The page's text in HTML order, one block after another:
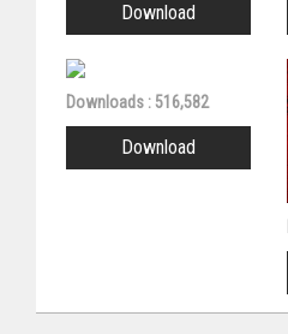
Download
Downloads : 516,582
Download